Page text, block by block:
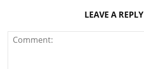
LEAVE A REPLY